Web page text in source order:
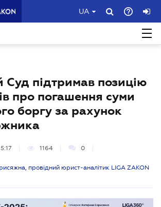
UA
Суд підтримав позицію
про погашення суми
боргу за рахунок
1164 0
провідний юрист-аналітик LIGA ZAKON